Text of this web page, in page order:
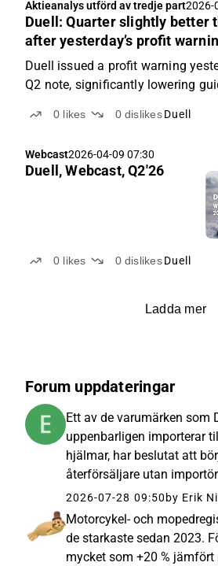
Aktieanalys utförd av tredje part2026-
Duell: Quarter slightly better
after yesterday’s profit
Duell issued a profit warning
Q2 note, significantly lowering
old guidance. While Q2
0 likes 0 dislikes Duell
Webcast2026-04-09 07:30
Duell, Webcast, Q2'26
0 likes 0 dislikes Duell
Ladda mer
Forum uppdateringar
Ett av de varumärken som
uppenbarligen importerar
hjälmar, har beslutat att
återförsäljare utan
säkerligen inte att ha en
på Duells resultat, men det
affärsrisk som en akt...
2026-07-28 09:50 by Erik
Motorcykel- och
de starkaste sedan 2023.
mycket som +20 % jämfört